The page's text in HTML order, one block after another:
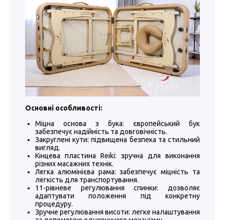
Основні особливості:
Міцна основа з бука: європейський бук
забезпечує надійність та довговічність.
Закруглені кути: підвищена безпека та стильний
вигляд.
Кінцева пластина Reiki: зручна для виконання
різних масажних технік.
Легка алюмінієва рама: забезпечує міцність та
легкість для транспортування.
11-рівневе регулювання спинки: дозволяє
адаптувати положення під конкретну
процедуру.
Зручне регулювання висоти: легке налаштування